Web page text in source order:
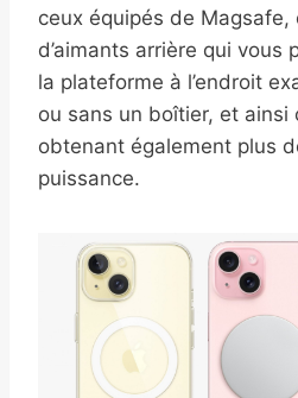
ceux équipés de Magsafe,
d’aimants arrière qui vous
la plateforme à l’endroit
ou sans un boîtier, et ainsi
obtenant également plus
puissance.